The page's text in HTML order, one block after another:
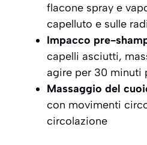
flacone spray e
capelluto e sulle
Impacco pre-
capelli asciutti,
agire per 30 minuti
Massaggio del
con movimenti
circolazione